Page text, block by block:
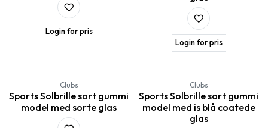
Login for pris
Login for pris
Clubs
Sports Solbrille sort gummi
model med sorte glas
Clubs
Sports Solbrille sort gummi
model med is blå coatede
glas